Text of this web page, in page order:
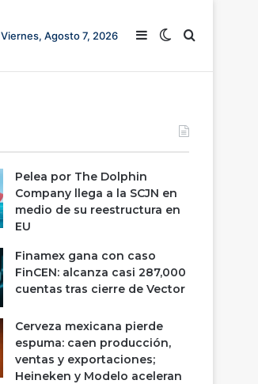
Viernes, Agosto 7, 2026 Barra lateral
Switch skin
Buscar
Pelea por The Dolphin
Company llega a la SCJN en
medio de su reestructura en
EU
Finamex gana con caso
FinCEN: alcanza casi 287,000
cuentas tras cierre de Vector
Cerveza mexicana pierde
espuma: caen producción,
ventas y exportaciones;
Heineken y Modelo aceleran